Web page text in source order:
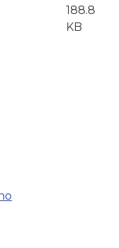
188.8
KB